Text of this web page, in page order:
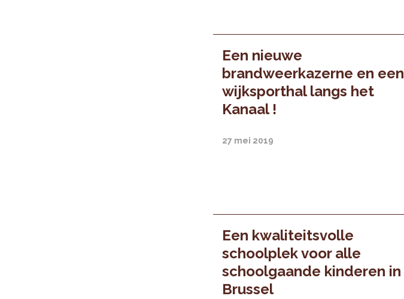
Een nieuwe
brandweerkazerne en een
wijksporthal langs het
Kanaal !
27 mei 2019
Een kwaliteitsvolle
schoolplek voor alle
schoolgaande kinderen in
Brussel